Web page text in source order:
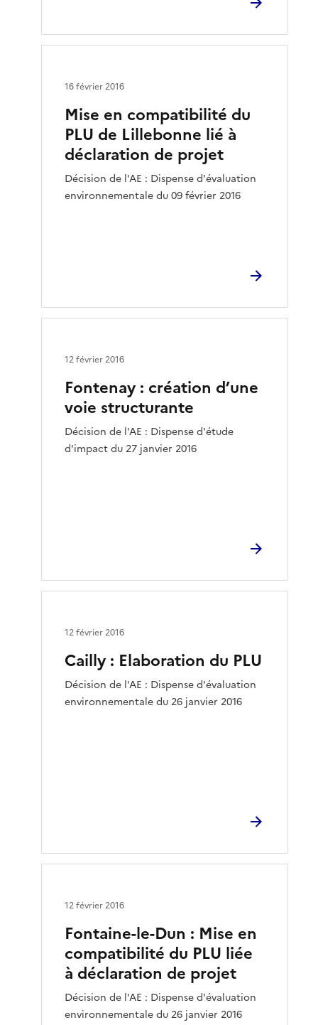
Mise en compatibilité du
PLU de Lillebonne lié à
déclaration de projet
Décision de l'AE : Dispense d'évaluation
environnementale du 09 février 2016
16 février 2016
Fontenay : création d’une
voie structurante
Décision de l'AE : Dispense d'étude
d'impact du 27 janvier 2016
12 février 2016
Cailly : Elaboration du PLU
Décision de l'AE : Dispense d'évaluation
environnementale du 26 janvier 2016
12 février 2016
Fontaine-le-Dun : Mise en
compatibilité du PLU liée
à déclaration de projet
Décision de l'AE : Dispense d'évaluation
environnementale du 26 janvier 2016
12 février 2016